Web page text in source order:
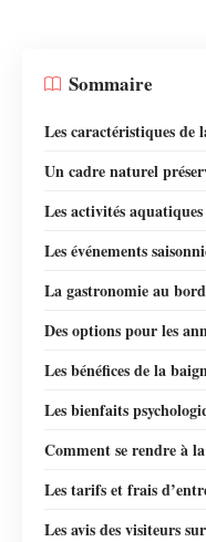
Sommaire
Les caractéristiques de
Un cadre naturel
Les activités
Les événements
La gastronomie au
Des options pour les
Les bénéfices de la
Les bienfaits
Comment se rendre à
Les tarifs et frais
Les avis des visiteurs